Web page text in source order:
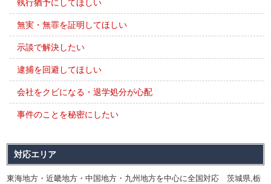
執行猶予にしてほしい
無実・無罪を証明してほしい
示談で解決したい
逮捕を回避してほしい
会社をクビになる・退学処分が心配
事件のことを秘密にしたい
対応エリア
東海地方・近畿地方・中国地方・九州地方を中心に全国対応 茨城県,栃